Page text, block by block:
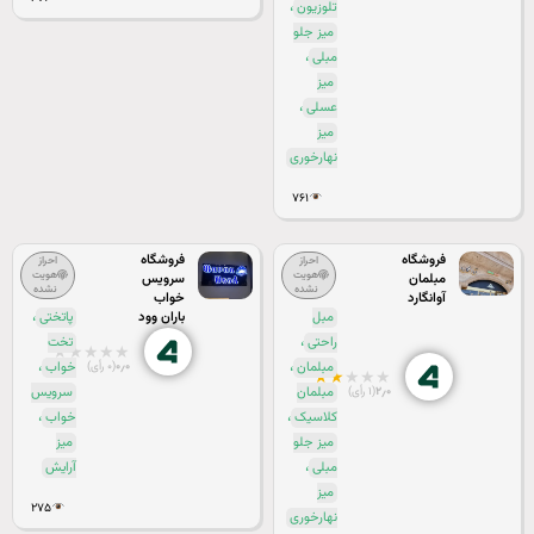
تلوزیون،
میز جلو
،
،
نهارخوری
فروشگاه
سرویس
خواب
باران وود
★★ ★ ★★
۰٫۰(۰ رأی)
احراز
هویت
نشده
پاتختی،
تخت
خواب
،
سرویس
،
۲۷۵
فروشگاه
مبلمان
آوانگارد
★★ ★ ★★
۲٫۰(۱ رأی)
احراز
هویت
نشده
،
مبلمان،
مبلمان
کلاسیک،
میز جلو
،
نهارخوری